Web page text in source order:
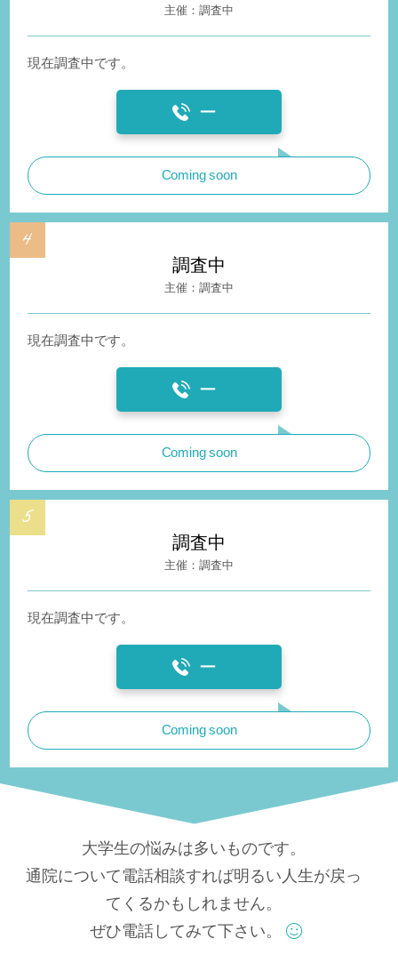
調査中
現在調査中です。
ー
Coming soon
調査中
調査中
現在調査中です。
ー
Coming soon
調査中
調査中
現在調査中です。
ー
Coming soon
大学生の悩みは多いものです。
通院について電話相談すれば明るい人生が戻っ
てくるかもしれません。
ぜひ電話してみて下さい。